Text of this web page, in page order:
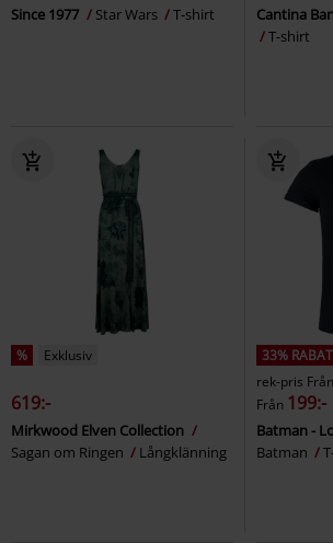
Since 1977 Star Wars T-shirt Cantina
T-shirt
% Exklusiv
619:-
Mirkwood Elven Collection
Sagan om Ringen
Långklänning
33%
rek-pris Från
Från 199:-
Batman -
Batman